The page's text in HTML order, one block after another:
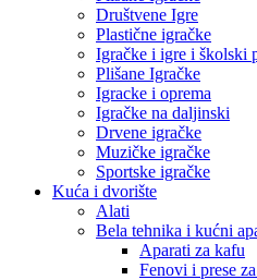
Društvene Igre
Plastične igračke
Igračke i igre i školski
Plišane Igračke
Igracke i oprema
Igračke na daljinski
Drvene igračke
Muzičke igračke
Sportske igračke
Kuća i dvorište
Alati
Bela tehnika i kućni
Aparati za kafu
Fenovi i prese